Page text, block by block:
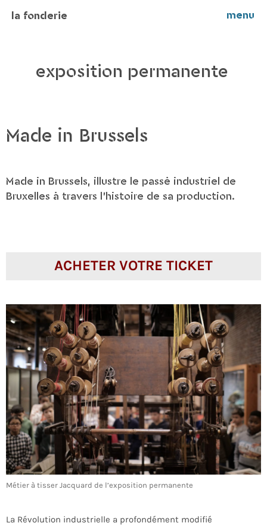
la fonderie menu
exposition permanente
Made in Brussels
Made in Brussels, illustre le passé industriel de
Bruxelles à travers l'histoire de sa production.
ACHETER VOTRE TICKET
Métier à tisser Jacquard de l’exposition permanente
La Révolution industrielle a profondément modifié